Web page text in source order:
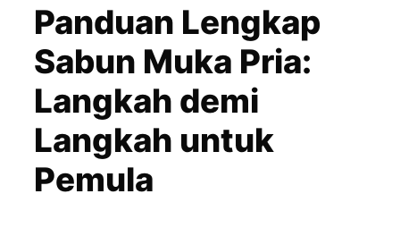
Panduan Lengkap
Sabun Muka Pria:
Langkah demi
Langkah untuk
Pemula